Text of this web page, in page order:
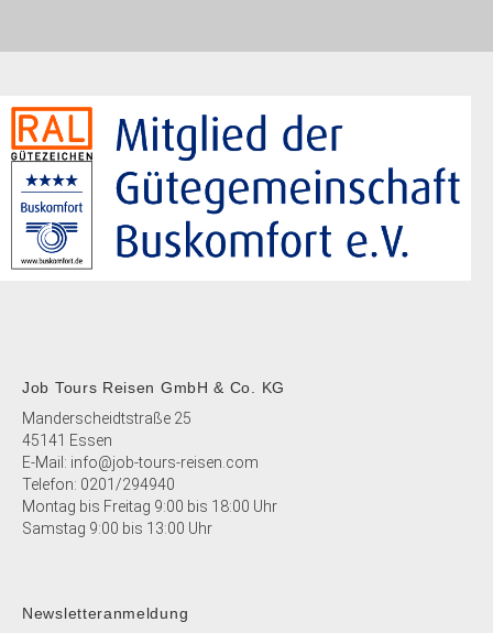
Job Tours Reisen GmbH & Co. KG
Manderscheidtstraße 25
45141 Essen
E-Mail: info@job-tours-reisen.com
Telefon: 0201/294940
Montag bis Freitag 9:00 bis 18:00 Uhr
Samstag 9:00 bis 13:00 Uhr
Newsletteranmeldung